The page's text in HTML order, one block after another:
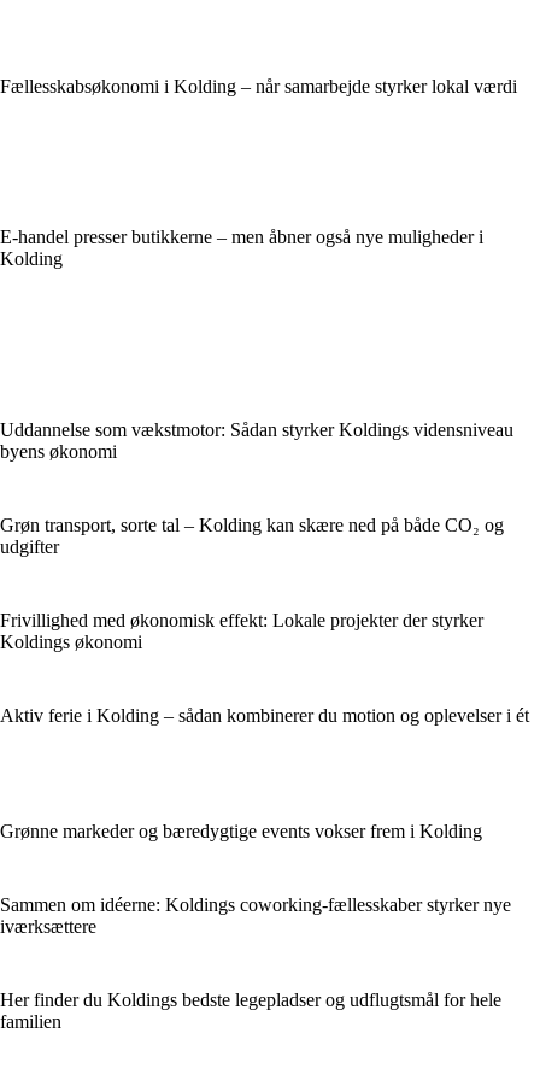
Fællesskabsøkonomi i Kolding – når samarbejde styrker lokal værdi
E-handel presser butikkerne – men åbner også nye muligheder i
Kolding
Uddannelse som vækstmotor: Sådan styrker Koldings vidensniveau
byens økonomi
Grøn transport, sorte tal – Kolding kan skære ned på både CO₂ og
udgifter
Frivillighed med økonomisk effekt: Lokale projekter der styrker
Koldings økonomi
Aktiv ferie i Kolding – sådan kombinerer du motion og oplevelser i ét
Grønne markeder og bæredygtige events vokser frem i Kolding
Sammen om idéerne: Koldings coworking-fællesskaber styrker nye
iværksættere
Her finder du Koldings bedste legepladser og udflugtsmål for hele
familien